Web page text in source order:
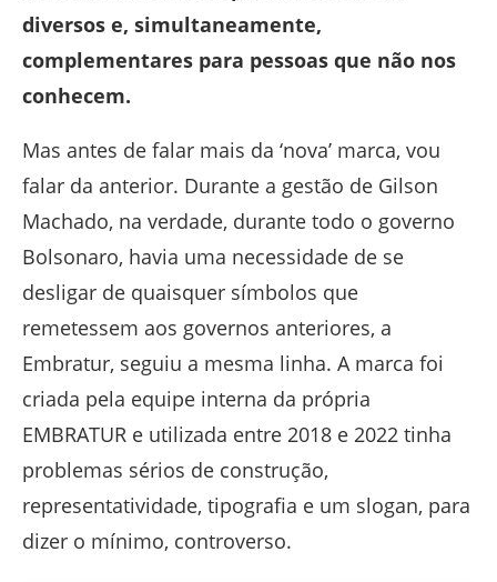
diversos e, simultaneamente,
complementares para pessoas que não nos
conhecem.
Mas antes de falar mais da ‘nova’ marca, vou
falar da anterior. Durante a gestão de Gilson
Machado, na verdade, durante todo o governo
Bolsonaro, havia uma necessidade de se
desligar de quaisquer símbolos que
remetessem aos governos anteriores, a
Embratur, seguiu a mesma linha. A marca foi
criada pela equipe interna da própria
EMBRATUR e utilizada entre 2018 e 2022 tinha
problemas sérios de construção,
representatividade, tipografia e um slogan, para
dizer o mínimo, controverso.